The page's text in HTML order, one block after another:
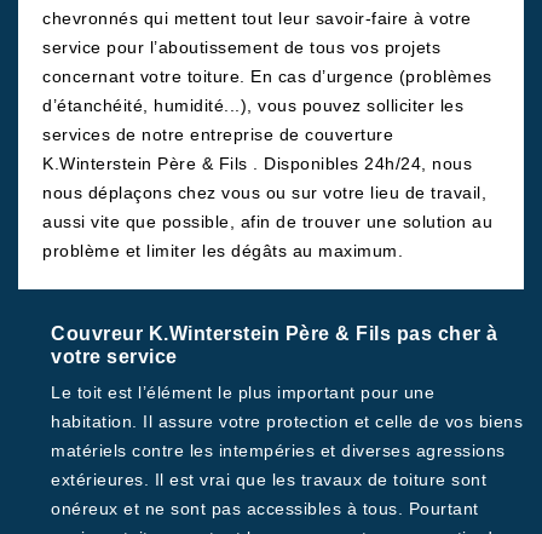
chevronnés qui mettent tout leur savoir-faire à votre
service pour l’aboutissement de tous vos projets
concernant votre toiture. En cas d’urgence (problèmes
d’étanchéité, humidité...), vous pouvez solliciter les
services de notre entreprise de couverture
K.Winterstein Père & Fils . Disponibles 24h/24, nous
nous déplaçons chez vous ou sur votre lieu de travail,
aussi vite que possible, afin de trouver une solution au
problème et limiter les dégâts au maximum.
Couvreur K.Winterstein Père & Fils pas cher à
votre service
Le toit est l’élément le plus important pour une
habitation. Il assure votre protection et celle de vos biens
matériels contre les intempéries et diverses agressions
extérieures. Il est vrai que les travaux de toiture sont
onéreux et ne sont pas accessibles à tous. Pourtant